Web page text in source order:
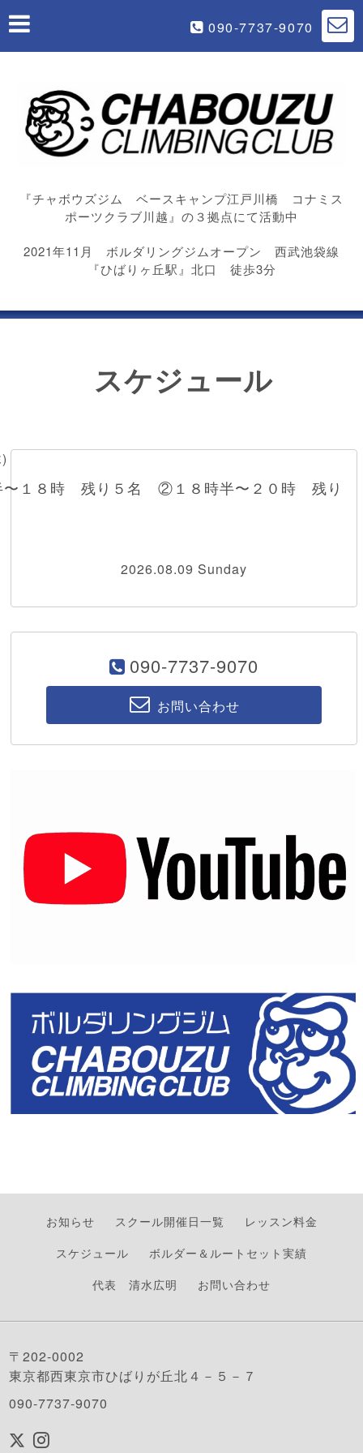
090-7737-9070
『チャボウズジム ベースキャンプ江戸川橋 コナミス
ポーツクラブ川越』の３拠点にて活動中
2021年11月 ボルダリングジムオープン 西武池袋線
『ひばりヶ丘駅』北口 徒歩3分
スケジュール
１８時 残り５名 ②１８時半〜２０時 残り
2026.08.09 Sunday
090-7737-9070
お問い合わせ
お知らせ スクール開催日一覧
レッスン料金
スケジュール
ボルダー＆ルートセット実績
代表 清水広明
お問い合わせ
〒202-0002
東京都西東京市ひばりが丘北４－５－７
090-7737-9070